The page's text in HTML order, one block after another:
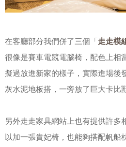
在客廳部分我們併了三個「 走走模
很像是賽車電競電腦椅，配色上相
擬過放進新家的樣子，實際進場後
灰水泥地板搭，一旁放了巨大卡比
另外走走家具網站上也有提供許多
以加一張貴妃椅，也能夠搭配帆船